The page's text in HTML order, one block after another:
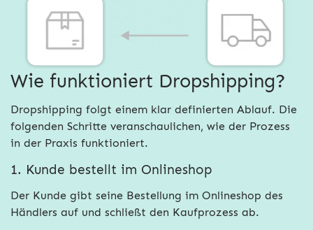
Wie funktioniert Dropshipping?
Dropshipping folgt einem klar definierten Ablauf. Die
folgenden Schritte veranschaulichen, wie der Prozess
in der Praxis funktioniert.
1. Kunde bestellt im Onlineshop
Der Kunde gibt seine Bestellung im Onlineshop des
Händlers auf und schließt den Kaufprozess ab.